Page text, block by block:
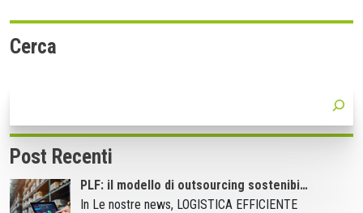
Cerca
Post Recenti
PLF: il modello di outsourcing sostenibi…
In Le nostre news, LOGISTICA EFFICIENTE